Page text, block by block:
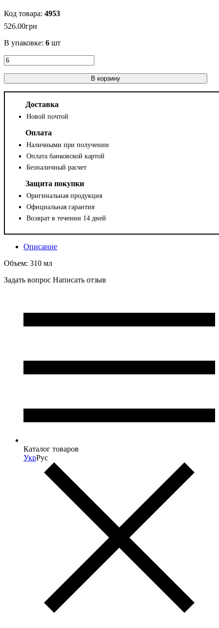
4953
526.00грн
В упаковке: 6 шт
В корзину
Доставка
Новой почтой
Оплата
Наличными при получении
Оплата банковской картой
Безналичный расчет
Защита покупки
Оригинальная продукция
Официальная гарантия
Возврат в течении 14 дней
Описание
Объем: 310 мл
Задать вопрос Написать отзыв
Каталог товаров
УкрРус